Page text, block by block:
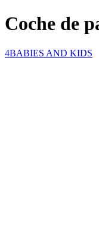
Coche de
4BABIES AND KIDS